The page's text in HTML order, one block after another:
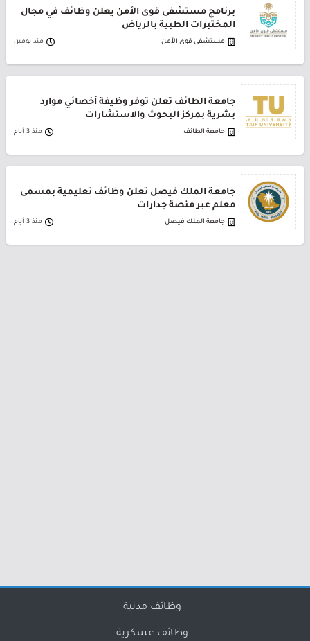
برنامج مستشفى قوى الأمن يعلن وظائف في مجال
المختبرات الطبية بالرياض
مستشفى قوى الأمن منذ يومين
جامعة الطائف تعلن توفر وظيفة أخصائي موارد
بشرية بمركز البحوث والاستشارات
جامعة الطائف منذ 3 أيام
جامعة الملك فيصل تعلن وظائف تعليمية بمسمى
معلم عبر منصة جدارات
جامعة الملك فيصل منذ 3 أيام
وظائف مدنية
وظائف عسكرية